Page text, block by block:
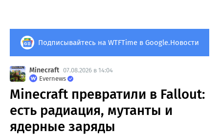
Подписывайтесь на WTFTime в Google.Новости
Minecraft 07.08.2026 в 14:04
Evernews
Minecraft превратили в Fallout:
есть радиация, мутанты и
ядерные заряды